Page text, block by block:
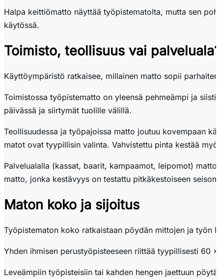
Halpa keittiömatto näyttää työpistematolta, mutta sen
käytössä.
Toimisto, teollisuus vai
Käyttöympäristö ratkaisee, millainen matto sopii
Toimistossa työpistematto on yleensä pehmeämpi ja
päivässä ja siirtymät tuolille välillä.
Teollisuudessa ja työpajoissa matto joutuu kovempaan
matot ovat tyypillisin valinta. Vahvistettu pinta kestää
Palvelualalla (kassat, baarit, kampaamot, leipomot)
matto, jonka kestävyys on testattu pitkäkestoiseen
Maton koko ja sijoitus
Työpistematon koko ratkaistaan pöydän mittojen ja työn
Yhden ihmisen perustyöpisteeseen riittää tyypillisesti 60
Leveämpiin työpisteisiin tai kahden hengen jaettuun